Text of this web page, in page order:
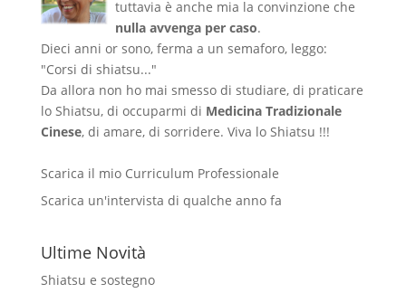
tuttavia è anche mia la convinzione che
nulla avvenga per caso.
Dieci anni or sono, ferma a un semaforo, leggo:
"Corsi di shiatsu..."
Da allora non ho mai smesso di studiare, di praticare
lo Shiatsu, di occuparmi di Medicina Tradizionale
Cinese, di amare, di sorridere. Viva lo Shiatsu !!!
Scarica il mio Curriculum Professionale
Scarica un'intervista di qualche anno fa
Ultime Novità
Shiatsu e sostegno